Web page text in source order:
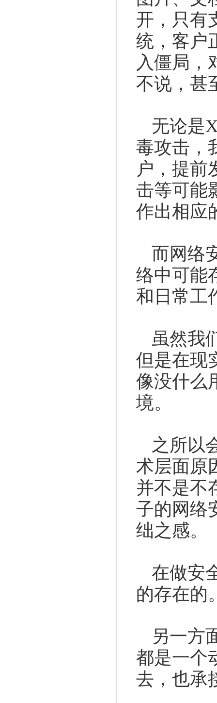
开，只有
统，客户
入僵局，
不说，甚
无论是
毒攻击，
户，提前
击等可能
作出相应
而网络
络中可能
和日常工
虽然我
但是在现
像没什么
境。
之所以
术层面原
并不是不
子的网络
绌之感。
在做安
的存在的
另一方
都是一个
去，也承